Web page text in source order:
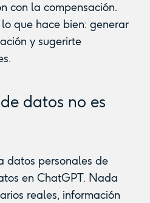
con la compensación.
que hace bien: generar
y sugerirte
datos no es
datos personales de
en ChatGPT. Nada
reales, información